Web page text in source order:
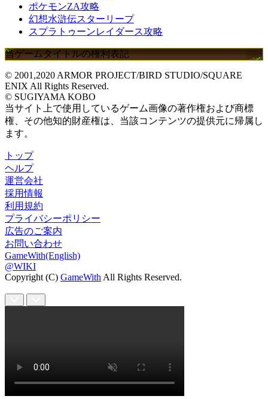
ポケモンZA攻略
幻想水滸伝スターリープ
スプラトゥーンレイダース攻略
当ゲームタイトルの権利表記
© 2001,2020 ARMOR PROJECT/BIRD STUDIO/SQUARE
ENIX All Rights Reserved.
© SUGIYAMA KOBO
当サイト上で使用しているゲーム画像の著作権および商標
権、その他知的財産権は、当該コンテンツの提供元に帰属し
ます。
トップ
ヘルプ
運営会社
採用情報
利用規約
プライバシーポリシー
広告のご案内
お問い合わせ
GameWith(English)
@WIKI
Copyright (C) GameWith All Rights Reserved.